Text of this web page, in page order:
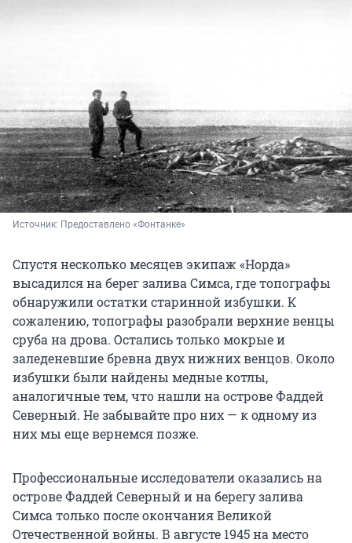
Источник: Предоставлено «Фонтанке»
Спустя несколько месяцев экипаж «Норда»
высадился на берег залива Симса, где топографы
обнаружили остатки старинной избушки. К
сожалению, топографы разобрали верхние венцы
сруба на дрова. Остались только мокрые и
заледеневшие бревна двух нижних венцов. Около
избушки были найдены медные котлы,
аналогичные тем, что нашли на острове Фаддей
Северный. Не забывайте про них — к одному из
них мы еще вернемся позже.
Профессиональные исследователи оказались на
острове Фаддей Северный и на берегу залива
Симса только после окончания Великой
Отечественной войны. В августе 1945 на место